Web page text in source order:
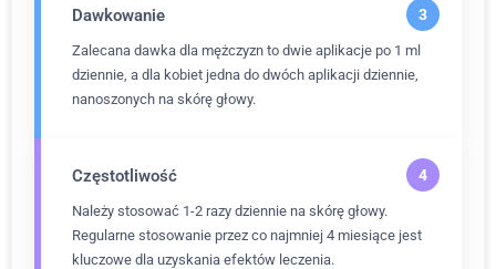
Dawkowanie
Zalecana dawka dla mężczyzn to dwie aplikacje po 1 ml
dziennie, a dla kobiet jedna do dwóch aplikacji dziennie,
nanoszonych na skórę głowy.
Częstotliwość
Należy stosować 1-2 razy dziennie na skórę głowy.
Regularne stosowanie przez co najmniej 4 miesiące jest
kluczowe dla uzyskania efektów leczenia.